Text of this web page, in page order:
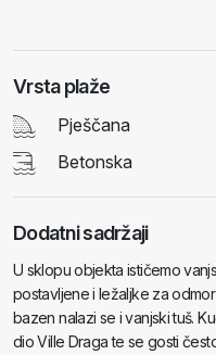
Vrsta plaže
Pješčana
Betonska
Dodatni sadržaji
U sklopu objekta ističemo
postavljene i ležaljke za
bazen nalazi se i vanjski tuš.
dio Ville Draga te se gosti